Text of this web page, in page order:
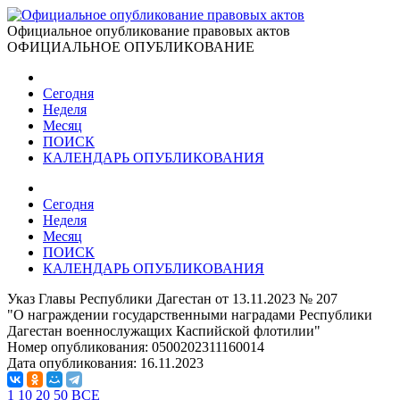
Официальное опубликование правовых актов
ОФИЦИАЛЬНОЕ ОПУБЛИКОВАНИЕ
Сегодня
Неделя
Месяц
ПОИСК
КАЛЕНДАРЬ ОПУБЛИКОВАНИЯ
Сегодня
Неделя
Месяц
ПОИСК
КАЛЕНДАРЬ ОПУБЛИКОВАНИЯ
Указ Главы Республики Дагестан от 13.11.2023 № 207
"О награждении государственными наградами Республики
Дагестан военнослужащих Каспийской флотилии"
Номер опубликования: 0500202311160014
Дата опубликования: 16.11.2023
1 10 20 50 ВСЕ